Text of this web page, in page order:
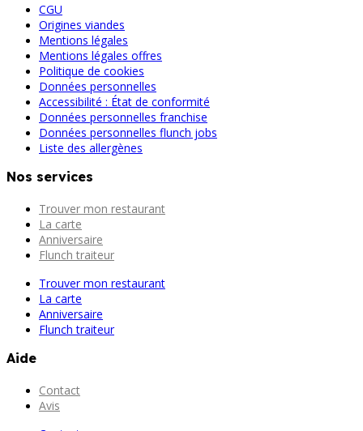
CGU
Origines viandes
Mentions légales
Mentions légales offres
Politique de cookies
Données personnelles
Accessibilité : État de conformité
Données personnelles franchise
Données personnelles flunch jobs
Liste des allergènes
Nos services
Trouver mon restaurant
La carte
Anniversaire
Flunch traiteur
Trouver mon restaurant
La carte
Anniversaire
Flunch traiteur
Aide
Contact
Avis